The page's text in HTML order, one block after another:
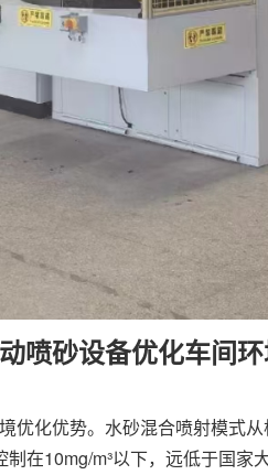
喷砂设备优化车间
优化优势。水砂混合喷射模式
在10mg/m³以下，远低于国